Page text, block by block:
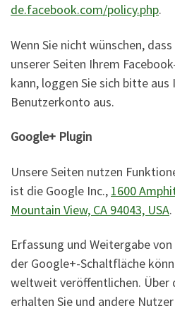
de.facebook.com/policy.php.
Wenn Sie nicht wünschen,
unserer Seiten Ihrem
kann, loggen Sie sich bitte aus
Benutzerkonto aus.
Google+ Plugin
Unsere Seiten nutzen
ist die Google Inc., 1600
Mountain View, CA 94043, USA.
Erfassung und Weitergabe
der Google+-Schaltfläche
weltweit veröffentlichen. Über
erhalten Sie und andere